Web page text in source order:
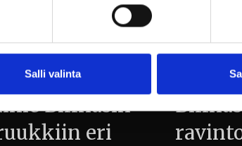
Salli valinta
Billnäsin
eri